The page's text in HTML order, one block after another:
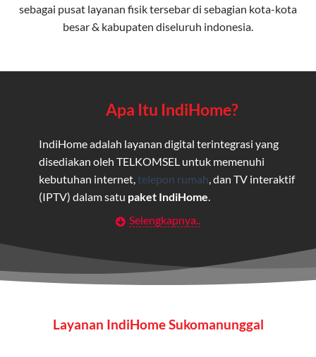
sebagai pusat layanan fisik tersebar di sebagian kota-kota
besar & kabupaten diseluruh indonesia.
Apa Itu IndiHome?
IndiHome adalah layanan digital terintegrasi yang
disediakan oleh TELKOMSEL untuk memenuhi
kebutuhan internet, telepon rumah , dan TV interaktif
(IPTV) dalam satu paket IndiHome
Layanan Wifi Indihome ini dirancang untuk
maupun individu yang membutuhkan konektivitas dan
hiburan berkualitas tinggi.
Selengkapnya..
Layanan IndiHome Sukomanunggal